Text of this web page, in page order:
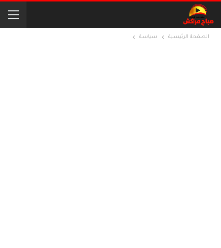
الصفحة الرئيسية سياسة